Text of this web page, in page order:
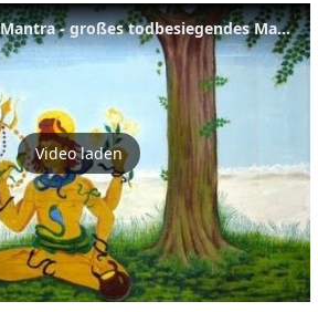
Mahamrityunjaya Mantra - großes todbesiegendes Mantra - Sanskrit Lexikon
Video laden